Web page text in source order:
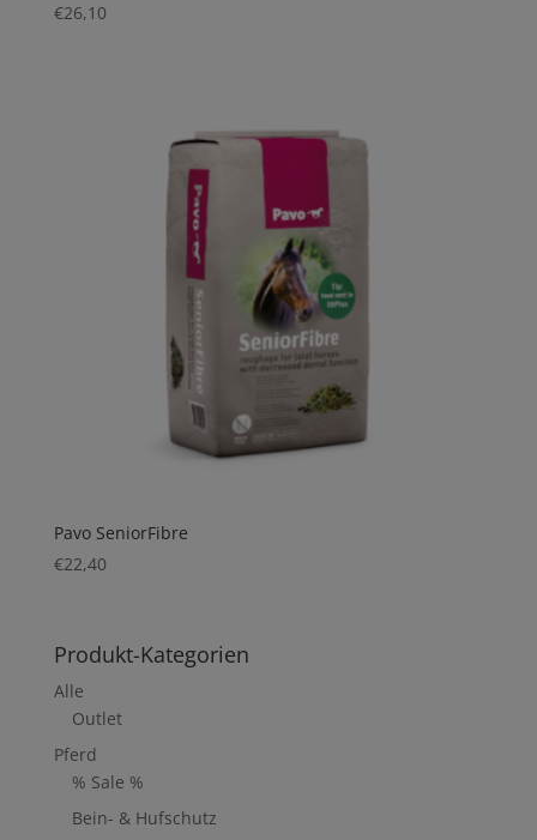
€26,10
Pavo SeniorFibre
€22,40
Produkt-Kategorien
Alle
Outlet
Pferd
% Sale %
Bein- & Hufschutz